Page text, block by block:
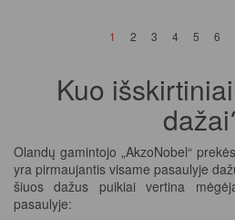
1 (current)
2 3 4 5 6
Kuo
Olandų gamintojo „AkzoNobel“
yra pirmaujantis visame pasaulyje
šiuos dažus puikiai vertina
pasaulyje: